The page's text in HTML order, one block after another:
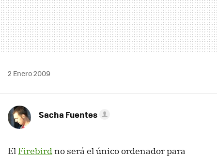
2 Enero 2009
Sacha Fuentes
El Firebird no será el único ordenador para